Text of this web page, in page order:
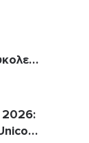
2026: